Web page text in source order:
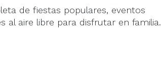
de fiestas populares, eventos
al aire libre para disfrutar en familia.